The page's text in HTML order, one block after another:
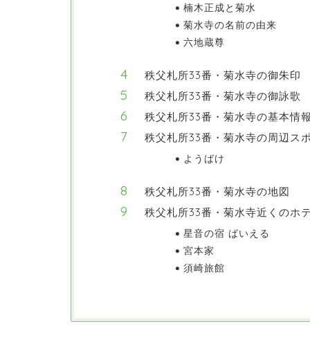
楠木正成と菊水
菊水寺の名前の由来
六地蔵尊
秩父札所33番・菊水寺の御朱印
秩父札所33番・菊水寺の御詠歌
秩父札所33番・菊水寺の基本情報
秩父札所33番・菊水寺の周辺ス
ようばけ
秩父札所33番・菊水寺の地図
秩父札所33番・菊水寺近くのホ
星音の宿 ばいえる
宮本家
須崎旅館